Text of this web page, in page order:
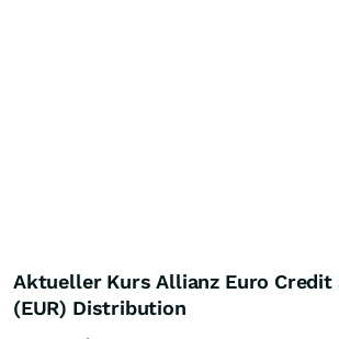
Aktueller Kurs Allianz Euro Credit
(EUR) Distribution